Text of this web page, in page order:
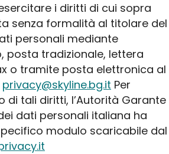
i diritti di cui sopra
senza formalità al titolare del
personali mediante
posta tradizionale, lettera
o tramite posta elettronica al
privacy@skyline.bg.it Per
di tali diritti, l’Autorità Garante
dati personali italiana ha
modulo scaricabile dal